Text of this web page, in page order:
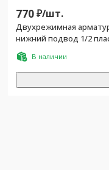
770₽/шт.
Двухрежимная
нижний подвод 1/2
В наличии